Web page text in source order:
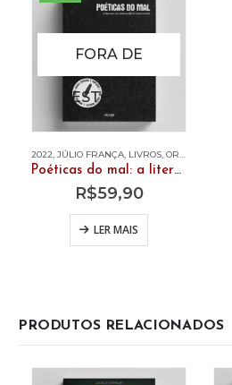
FORA DE
ESTOQUE
2022, JÚLIO FRANÇA, LIVROS, ORGANIZADORES
Poéticas do mal: a literatura de medo no Brasil (1830-1920) – 2ª edição revisada e ampliada
R$59,90
LER MAIS
PRODUTOS RELACIONADOS